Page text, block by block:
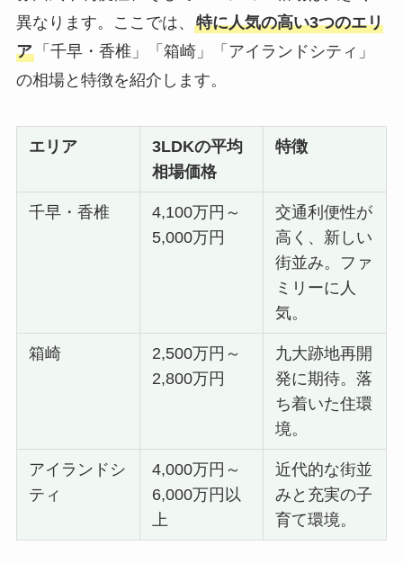
異なります。ここでは、 特に人気の高い3つのエリ
ア「千早・香椎」「箱崎」「アイランドシティ」
の相場と特徴を紹介します。
エリア
3LDKの平均
相場価格
特徴
千早・香椎
4,100万円～
5,000万円
交通利便性が
高く、新しい
街並み。ファ
ミリーに人
気。
箱崎
2,500万円～
2,800万円
九大跡地再開
発に期待。落
ち着いた住環
境。
アイランドシ
ティ
4,000万円～
6,000万円以
上
近代的な街並
みと充実の子
育て環境。